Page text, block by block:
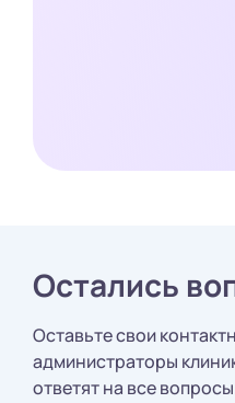
Остались
Оставьте свои
администраторы
ответят на все